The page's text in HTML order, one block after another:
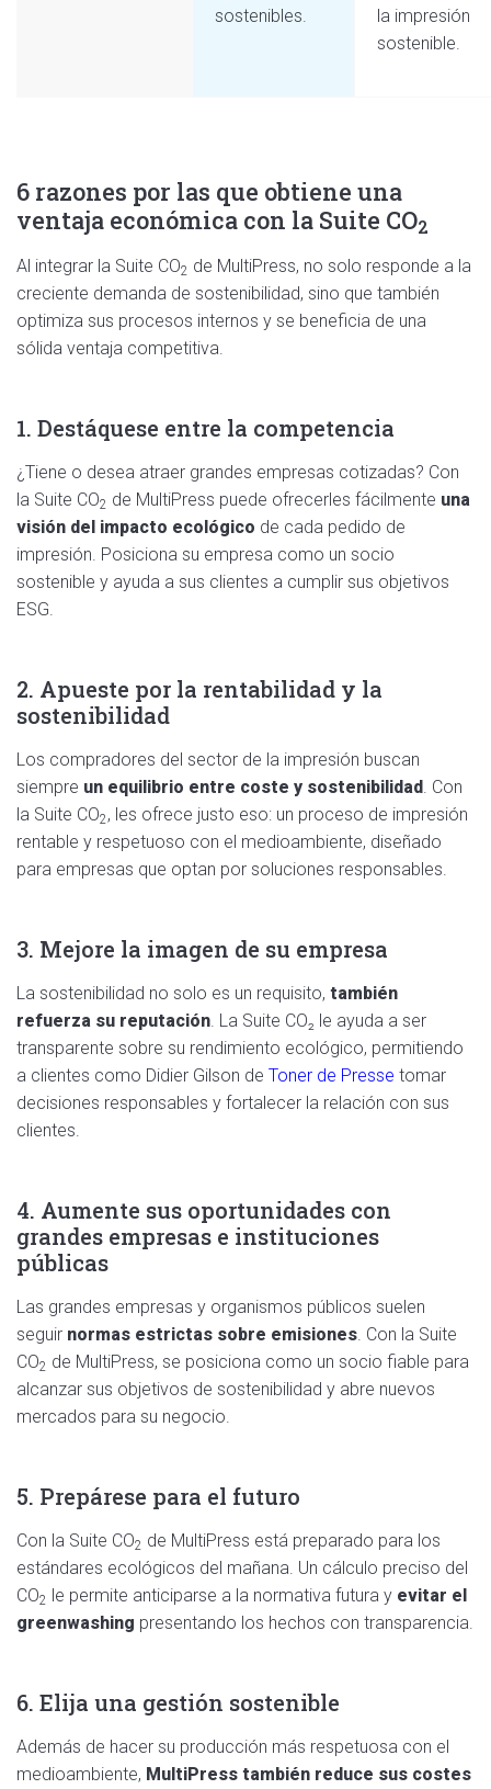
sostenibles.
la impresión
sostenible.
6 razones por las que obtiene una
ventaja económica con la Suite CO2
Al integrar la Suite CO2 de MultiPress, no solo responde a la
creciente demanda de sostenibilidad, sino que también
optimiza sus procesos internos y se beneficia de una
sólida ventaja competitiva.
1. Destáquese entre la competencia
¿Tiene o desea atraer grandes empresas cotizadas? Con
la Suite CO2 de MultiPress puede ofrecerles fácilmente una
visión del impacto ecológico de cada pedido de
impresión. Posiciona su empresa como un socio
sostenible y ayuda a sus clientes a cumplir sus objetivos
ESG.
2. Apueste por la rentabilidad y la
sostenibilidad
Los compradores del sector de la impresión buscan
siempre un equilibrio entre coste y sostenibilidad . Con
la Suite CO2 , les ofrece justo eso: un proceso de impresión
rentable y respetuoso con el medioambiente, diseñado
para empresas que optan por soluciones responsables.
3. Mejore la imagen de su empresa
La sostenibilidad no solo es un requisito, también
refuerza su reputación . La Suite CO₂ le ayuda a ser
transparente sobre su rendimiento ecológico, permitiendo
a clientes como Didier Gilson de Toner de Presse tomar
decisiones responsables y fortalecer la relación con sus
clientes.
4. Aumente sus oportunidades con
grandes empresas e instituciones
públicas
Las grandes empresas y organismos públicos suelen
seguir normas estrictas sobre emisiones . Con la Suite
CO2 de MultiPress, se posiciona como un socio fiable para
alcanzar sus objetivos de sostenibilidad y abre nuevos
mercados para su negocio.
5. Prepárese para el futuro
Con la Suite CO2 de MultiPress está preparado para los
estándares ecológicos del mañana. Un cálculo preciso del
CO2 le permite anticiparse a la normativa futura y evitar el
greenwashing presentando los hechos con transparencia.
6. Elija una gestión sostenible
Además de hacer su producción más respetuosa con el
medioambiente, MultiPress también reduce sus costes